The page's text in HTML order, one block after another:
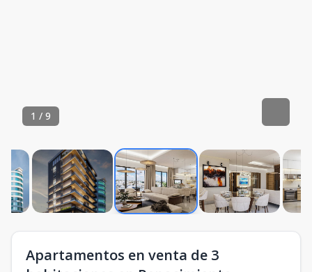
1 / 9
Apartamentos en venta de 3